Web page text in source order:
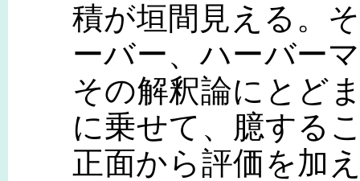
積が垣間見える。
ーバー、ハーバー
その解釈論にとど
に乗せて、臆する
正面から評価を加